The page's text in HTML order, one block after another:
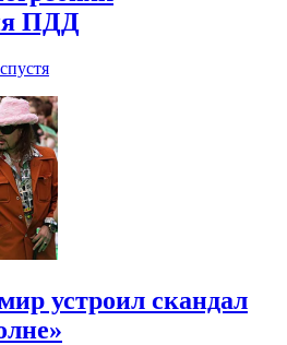
ПДД
устроил скандал